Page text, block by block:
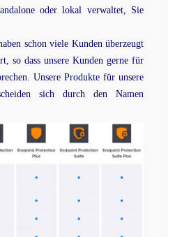
oder lokal verwaltet, Sie
schon viele Kunden überzeugt
so dass unsere Kunden gerne für
Unsere Produkte für unsere
sich durch den Namen